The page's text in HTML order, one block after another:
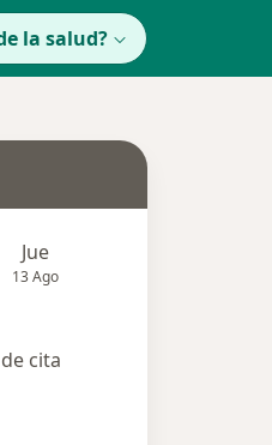
la salud?
Jue
13 Ago
cita